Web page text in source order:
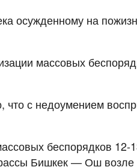
осужденному на
массовых
с недоумением
беспорядков
Бишкек — Ош возле